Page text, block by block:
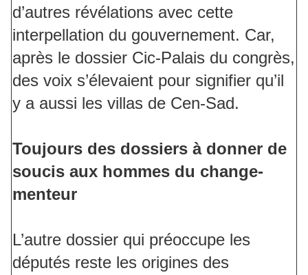
d’autres révélations avec cette
interpellation du gouvernement. Car,
après le dossier Cic-Palais du congrès,
des voix s’élevaient pour signifier qu’il
y a aussi les villas de Cen-Sad.
Toujours des dossiers à donner de
soucis aux hommes du change-
menteur
L’autre dossier qui préoccupe les
députés reste les origines des